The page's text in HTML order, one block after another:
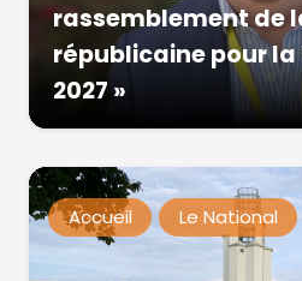
rassemblement de
républicaine pour
2027 »
Accueil Le National